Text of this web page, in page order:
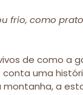
frio, como
de como a
conta uma
a